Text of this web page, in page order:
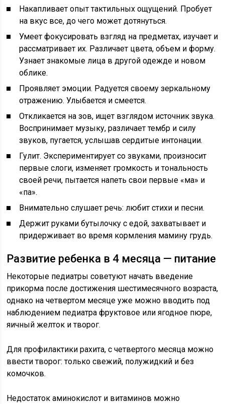
Накапливает опыт тактильных ощущений. Пробует
на вкус все, до чего может дотянуться.
Умеет фокусировать взгляд на предметах, изучает и
рассматривает их. Различает цвета, объем и форму.
Узнает знакомые лица в другой одежде и новом
облике.
Проявляет эмоции. Радуется своему зеркальному
отражению. Улыбается и смеется.
Откликается на зов, ищет взглядом источник звука.
Воспринимает музыку, различает тембр и силу
звуков, пугается, услышав сердитые интонации.
Гулит. Экспериментирует со звуками, произносит
первые слоги, изменяет громкость и тональность
своей речи, пытается напеть свои первые «ма» и
«па».
Внимательно слушает речь: любит стихи и песни.
Держит руками бутылочку с едой, захватывает и
придерживает во время кормления мамину грудь.
Развитие ребенка в 4 месяца — питание
Некоторые педиатры советуют начать введение
прикорма после достижения шестимесячного возраста,
однако на четвертом месяце уже можно вводить под
наблюдением педиатра фруктовое или ягодное пюре,
яичный желток и творог.
Для профилактики рахита, с четвертого месяца можно
ввести творог: только свежий, полужидкий и без
комочков.
Недостаток аминокислот и витаминов можно